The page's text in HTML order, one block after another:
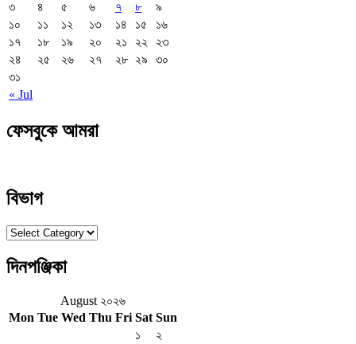
« Jul
৩
৪ ৫ ৬ ৭ ৮
৯
১০
১১ ১২ ১৩ ১৪ ১৫
১৬
১৭
১৮ ১৯ ২০ ২১ ২২
২৩
২৪
২৫ ২৬ ২৭ ২৮ ২৯
৩০
৩১
ফেসবুকে আমরা
বিভাগ
বিভাগ
দিনপঞ্জিকা
August ২০২৬
Mon Tue Wed Thu Fri Sat Sun
১
২